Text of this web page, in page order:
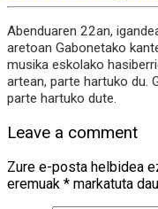
Abenduaren 22an,
aretoan Gabonetako
musika eskolako
artean, parte hartuko du.
parte hartuko dute.
Leave a comment
Zure e-posta helbidea
eremuak * markatuta